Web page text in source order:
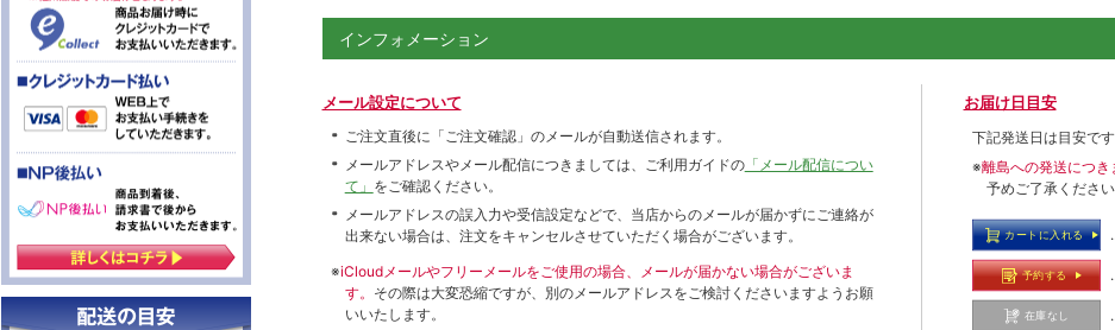
インフォメーション
メール設定について
ご注文直後に「ご注文確認」のメールが自動送信されます。
メールアドレスやメール配信につきましては、ご利用ガイドの「メール配信につい
て」 をご確認ください。
メールアドレスの誤入力や受信設定などで、当店からのメールが届かずにご連絡が
出来ない場合は、注文をキャンセルさせていただく場合がございます。
※iCloudメールやフリーメールをご使用の場合、メールが届かない場合がございま
す。 その際は大変恐縮ですが、別のメールアドレスをご検討くださいますようお願
いいたします。
お届け日目安
下記発送日は目安です
※離島への発送につき
予めご了承ください
カートに入れる
予約する
在庫なし